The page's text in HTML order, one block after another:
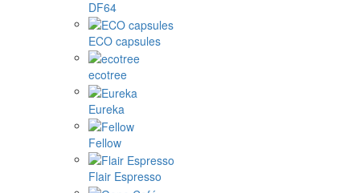
DF64
ECO capsules
ecotree
Eureka
Fellow
Flair Espresso